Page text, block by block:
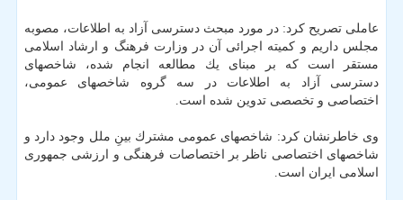
عاملی تصریح كرد: در مورد مبحث دسترسی آزاد به اطلاعات، مصوبه
مجلس داریم و كمیته اجرائی آن در وزارت فرهنگ و ارشاد اسلامی
مستقر است كه بر مبنای یك مطالعه انجام شده، شاخصهای
دسترسی آزاد به اطلاعات در سه گروه شاخصهای عمومی،
اختصاصی و تخصصی تدوین شده است.
وی خاطرنشان كرد: شاخصهای عمومی مشترك بینِ ملل وجود دارد و
شاخصهای اختصاصی ناظر بر اختصاصات فرهنگی و ارزشی جمهوری
اسلامی ایران است.